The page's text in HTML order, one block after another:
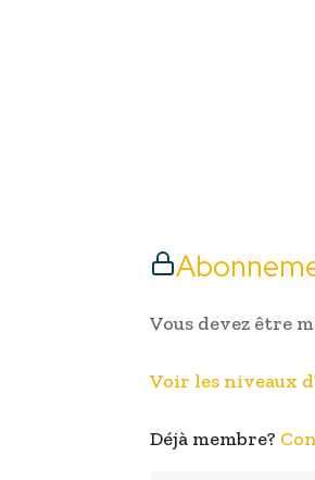
Vous devez être
Voir les niveaux
Déjà membre?